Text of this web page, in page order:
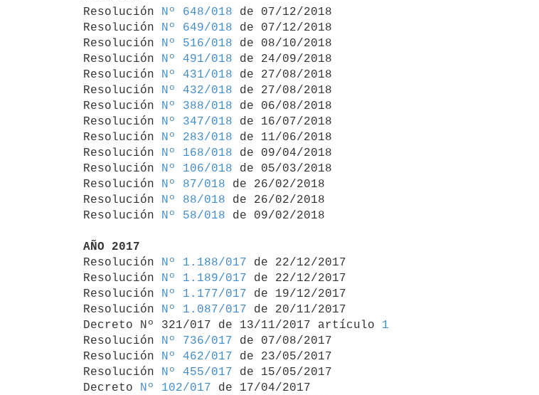
Resolución
Nº 648/018 de 07/12/2018
Resolución
Nº 649/018 de 07/12/2018
Resolución
Nº 516/018 de 08/10/2018
Resolución
Nº 491/018 de 24/09/2018
Resolución
Nº 431/018 de 27/08/2018
Resolución
Nº 432/018 de 27/08/2018
Resolución
Nº 388/018 de 06/08/2018
Resolución
Nº 347/018 de 16/07/2018
Resolución
Nº 283/018 de 11/06/2018
Resolución
Nº 168/018 de 09/04/2018
Resolución
Nº 106/018 de 05/03/2018
Resolución
Nº 87/018 de 26/02/2018
Resolución
Nº 88/018 de 26/02/2018
Resolución
Nº 58/018 de 09/02/2018
AÑO 2017
Resolución
Nº 1.188/017 de 22/12/2017
Resolución
Nº 1.189/017 de 22/12/2017
Resolución
Nº 1.177/017 de 19/12/2017
Resolución
Nº 1.087/017 de 20/11/2017
Decreto Nº 321/017 de 13/11/2017 artículo 1
Resolución
Nº 736/017 de 07/08/2017
Resolución
Nº 462/017 de 23/05/2017
Resolución
Nº 455/017 de 15/05/2017
Decreto
Nº 102/017 de 17/04/2017